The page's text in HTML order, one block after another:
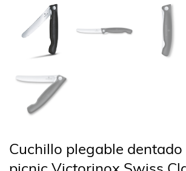
Cuchillo plegable